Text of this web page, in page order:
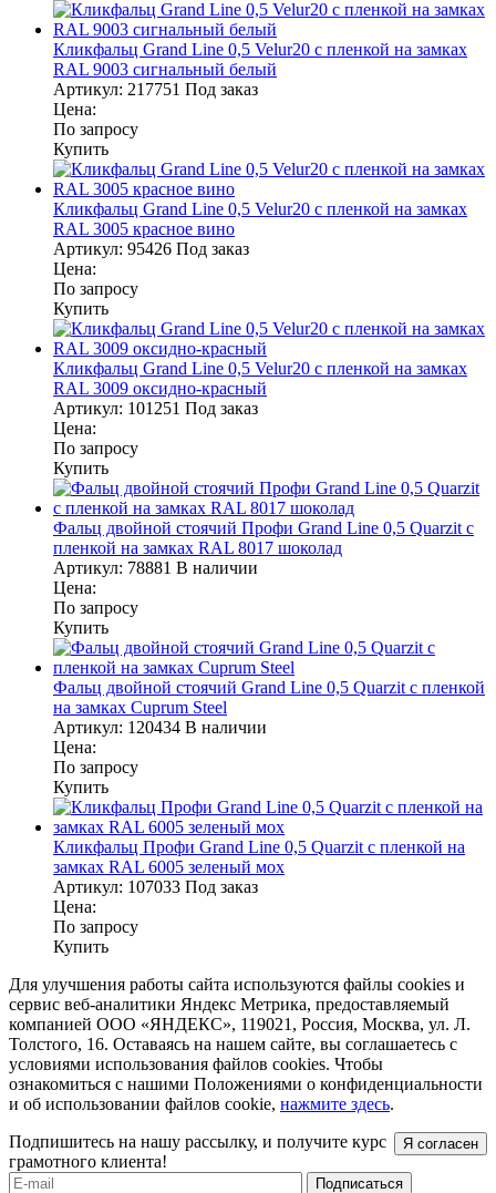
Кликфальц Grand Line 0,5 Velur20 с пленкой на замках
RAL 9003 сигнальный белый
Артикул: 217751 Под заказ
Цена:
По запросу
Купить
Кликфальц Grand Line 0,5 Velur20 с пленкой на замках
RAL 3005 красное вино
Артикул: 95426 Под заказ
Цена:
По запросу
Купить
Кликфальц Grand Line 0,5 Velur20 с пленкой на замках
RAL 3009 оксидно-красный
Артикул: 101251 Под заказ
Цена:
По запросу
Купить
Фальц двойной стоячий Профи Grand Line 0,5 Quarzit с
пленкой на замках RAL 8017 шоколад
Артикул: 78881 В наличии
Цена:
По запросу
Купить
Фальц двойной стоячий Grand Line 0,5 Quarzit с пленкой
на замках Cuprum Steel
Артикул: 120434 В наличии
Цена:
По запросу
Купить
Кликфальц Профи Grand Line 0,5 Quarzit с пленкой на
замках RAL 6005 зеленый мох
Артикул: 107033 Под заказ
Цена:
По запросу
Купить
Для улучшения работы сайта используются файлы cookies и
сервис веб-аналитики Яндекс Метрика, предоставляемый
компанией ООО «ЯНДЕКС», 119021, Россия, Москва, ул. Л.
Толстого, 16. Оставаясь на нашем сайте, вы соглашаетесь с
условиями использования файлов cookies. Чтобы
ознакомиться с нашими Положениями о конфиденциальности
и об использовании файлов cookie, нажмите здесь.
Я согласен
Подпишитесь на нашу рассылку, и получите курс
грамотного клиента!